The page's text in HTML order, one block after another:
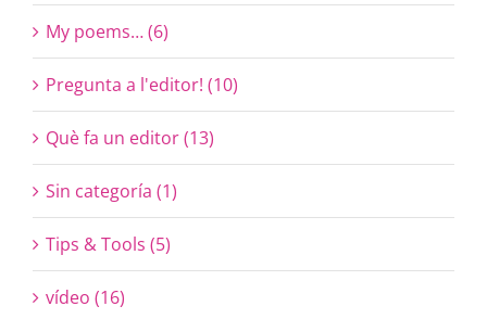
My poems… (6)
Pregunta a l'editor! (10)
Què fa un editor (13)
Sin categoría (1)
Tips & Tools (5)
vídeo (16)